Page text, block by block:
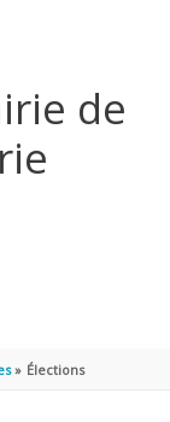
de
Élections